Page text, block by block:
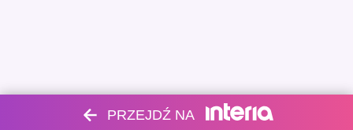
PRZEJDŹ NA